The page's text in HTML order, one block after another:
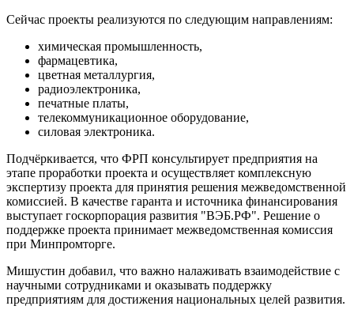
Сейчас проекты реализуются по следующим направлениям:
химическая промышленность,
фармацевтика,
цветная металлургия,
радиоэлектроника,
печатные платы,
телекоммуникационное оборудование,
силовая электроника.
Подчёркивается, что ФРП консультирует предприятия на
этапе проработки проекта и осуществляет комплексную
экспертизу проекта для принятия решения межведомственной
комиссией. В качестве гаранта и источника финансирования
выступает госкорпорация развития "ВЭБ.РФ". Решение о
поддержке проекта принимает межведомственная комиссия
при Минпромторге.
Мишустин добавил, что важно налаживать взаимодействие с
научными сотрудниками и оказывать поддержку
предприятиям для достижения национальных целей развития.